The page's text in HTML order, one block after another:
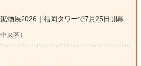
物展2026｜福岡タワーで7月25日開幕
央区）